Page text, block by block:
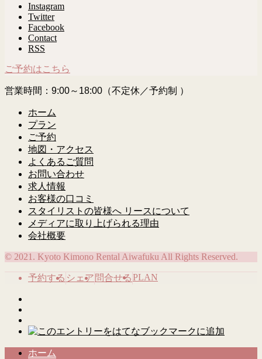
Instagram
Twitter
Facebook
Contact
RSS
ご予約はこちら
営業時間：9:00～18:00（不定休／予約制 ）
ホーム
プラン
ご予約
地図・アクセス
よくあるご質問
お問い合わせ
求人情報
お客様の口コミ
スタイリストの皆様へ リースについて
メディアに取り上げられる理由
会社概要
© 2021. Kyoto Kimono Rental Aiwafuku All Rights Reserved.
予約する シェア 問合せるPLAN
ホーム